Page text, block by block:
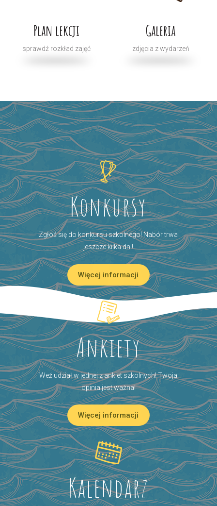
Plan lekcji
sprawdź rozkład zajęć
Galeria
zdjęcia z wydarzeń
Konkursy
Zgłoś się do konkursu szkolnego! Nabór trwa
jeszcze kilka dni!
Więcej informacji
Ankiety
Weź udział w jednej z ankiet szkolnych! Twoja
opinia jest ważna!
Więcej informacji
Kalendarz